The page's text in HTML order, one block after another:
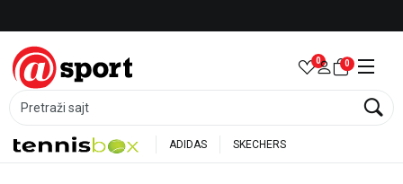
Pretraži sajt
0 0
ADIDAS SKECHERS